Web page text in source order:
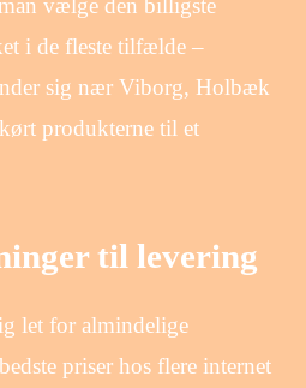
vælge den billigste
i de fleste tilfælde –
sig nær Viborg, Holbæk
produkterne til et
til levering
let for almindelige
priser hos flere internet